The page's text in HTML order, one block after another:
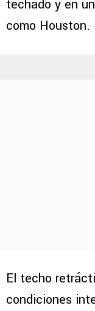
techado y en
como Houston.
El techo
condiciones